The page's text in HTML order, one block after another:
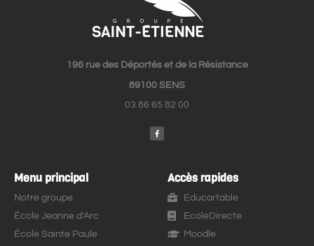
196 rue des Déportés et de la Résistance
89100 SENS
03 86 65 82 00
Menu principal
Notre groupe
École Jeanne d'Arc
École Sainte Paule
Accès rapides
Educartable
EcoleDirecte
Moodle